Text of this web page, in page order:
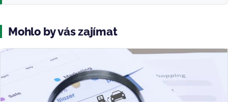
Mohlo by vás zajímat